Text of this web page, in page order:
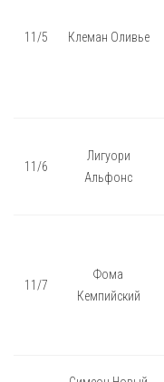
11/5 Клеман Оливье
11/6
Лигуори
Альфонс
11/7
Фома
Кемпийский